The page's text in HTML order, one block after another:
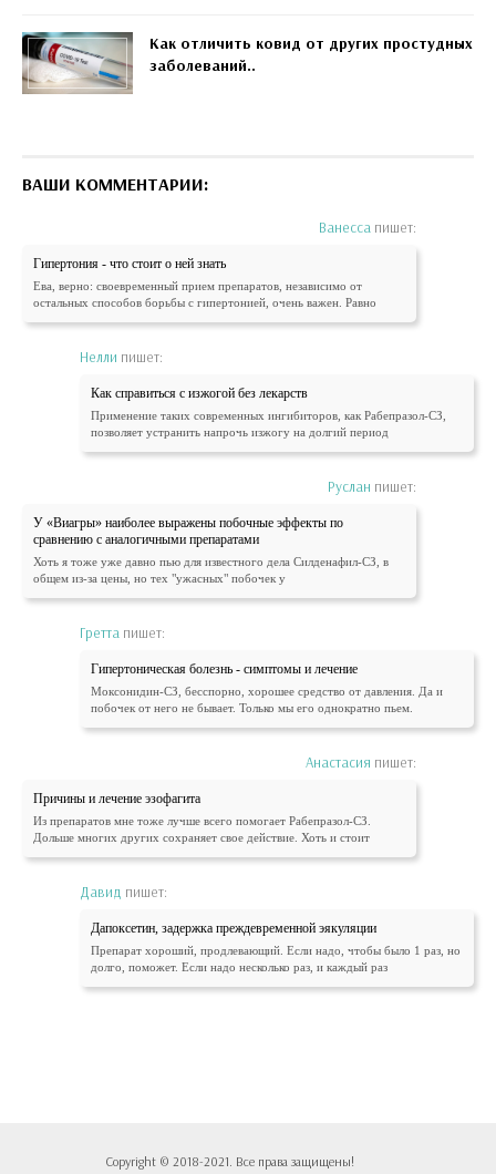
Как отличить ковид от других простудных
заболеваний..
ВАШИ КОММЕНТАРИИ:
Ванесса пишет:
Гипертония - что стоит о ней знать
Ева, верно: своевременный прием препаратов, независимо от
остальных способов борьбы с гипертонией, очень важен. Равно
Нелли пишет:
Как справиться с изжогой без лекарств
Применение таких современных ингибиторов, как Рабепразол-СЗ,
позволяет устранить напрочь изжогу на долгий период
Руслан пишет:
У «Виагры» наиболее выражены побочные эффекты по
сравнению с аналогичными препаратами
Хоть я тоже уже давно пью для известного дела Силденафил-СЗ, в
общем из-за цены, но тех "ужасных" побочек у
Гретта пишет:
Гипертоническая болезнь - симптомы и лечение
Моксонидин-СЗ, бесспорно, хорошее средство от давления. Да и
побочек от него не бывает. Только мы его однократно пьем.
Анастасия пишет:
Причины и лечение эзофагита
Из препаратов мне тоже лучше всего помогает Рабепразол-СЗ.
Дольше многих других сохраняет свое действие. Хоть и стоит
Давид пишет:
Дапоксетин, задержка преждевременной эякуляции
Препарат хороший, продлевающий. Если надо, чтобы было 1 раз, но
долго, поможет. Если надо несколько раз, и каждый раз
Copyright © 2018-2021. Все права защищены!